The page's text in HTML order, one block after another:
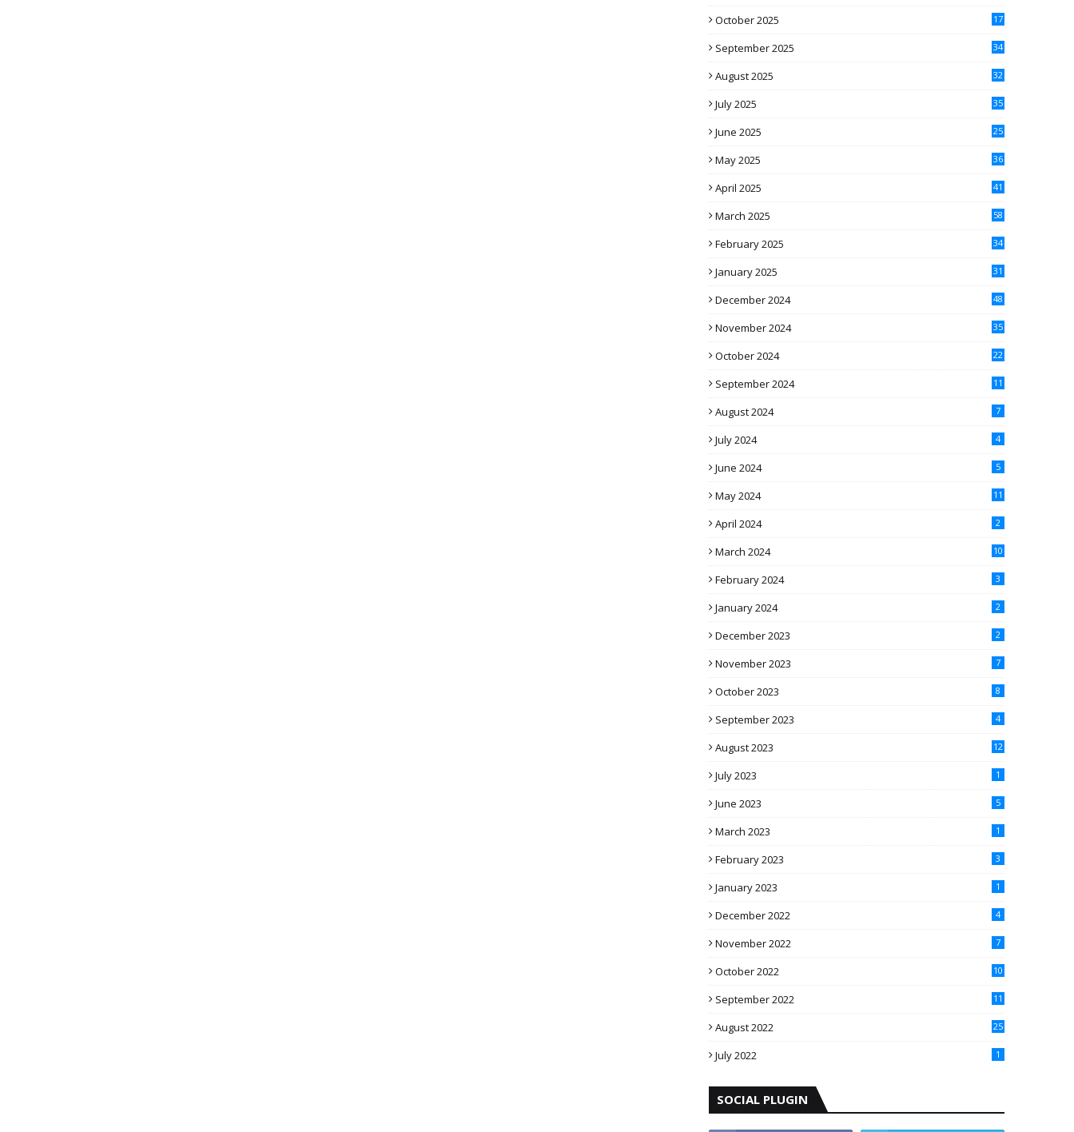
October 2025 17
September 2025 34
August 2025 32
July 2025 35
June 2025 25
May 2025 36
April 2025 41
March 2025 58
February 2025 34
January 2025 31
December 2024 48
November 2024 35
October 2024 22
September 2024 11
August 2024 7
July 2024 4
June 2024 5
May 2024 11
April 2024 2
March 2024 10
February 2024 3
January 2024 2
December 2023 2
November 2023 7
October 2023 8
September 2023 4
August 2023 12
July 2023 1
June 2023 5
March 2023 1
February 2023 3
January 2023 1
December 2022 4
November 2022 7
October 2022 10
September 2022 11
August 2022 25
July 2022 1
SOCIAL PLUGIN